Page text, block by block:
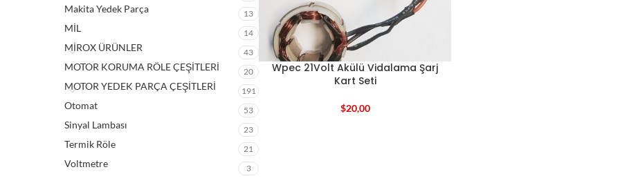
Makita Yedek Parça 13
MİL 14
MİROX ÜRÜNLER 43
MOTOR KORUMA RÖLE ÇEŞİTLERİ 20
MOTOR YEDEK PARÇA ÇEŞİTLERİ 191
Otomat 53
Sinyal Lambası 23
Termik Röle 21
Voltmetre 3
Wpec 21Volt Akülü Vidalama Şarj
Kart Seti
$20,00